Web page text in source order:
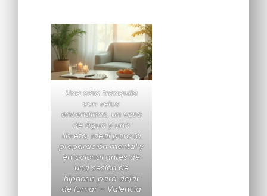
Una sala tranquila
con velas
encendidas, un vaso
de agua y una
libreta, ideal para la
preparación mental y
emocional antes de
una sesión de
hipnosis para dejar
de fumar – Valencia